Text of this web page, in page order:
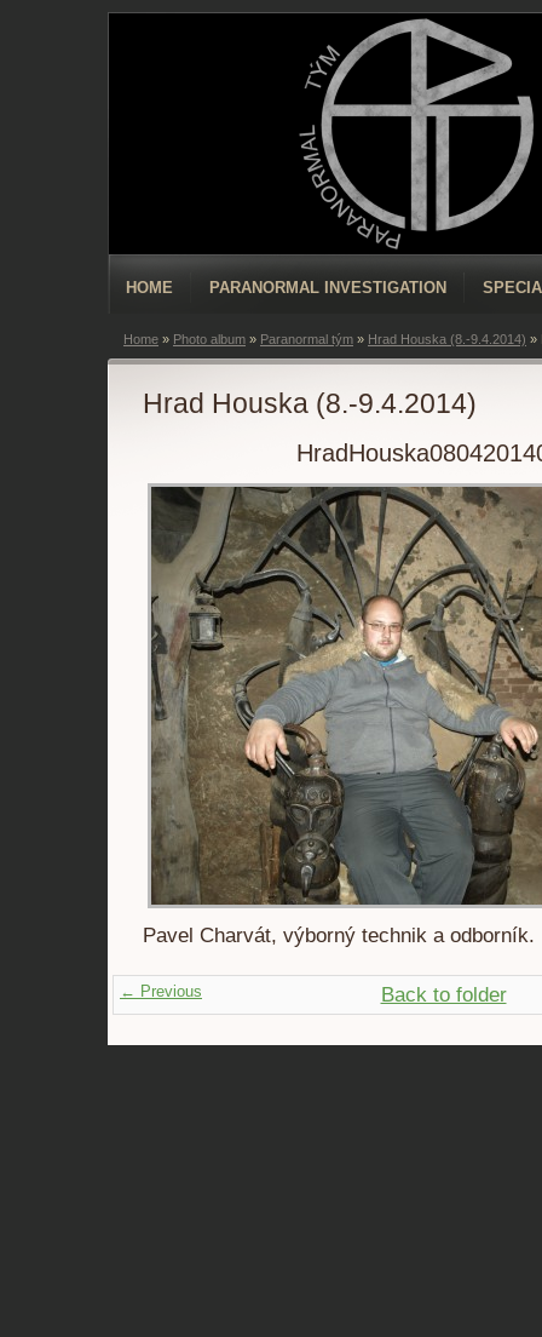
HOME PARANORMAL INVESTIGATION
Home » Photo album » Paranormal tým » Hrad Houska (8.-9.4.2014) »
Hrad Houska (8.-9.4.2014)
Pavel Charvát, výborný technik a odborník.
← Previous Back to folder